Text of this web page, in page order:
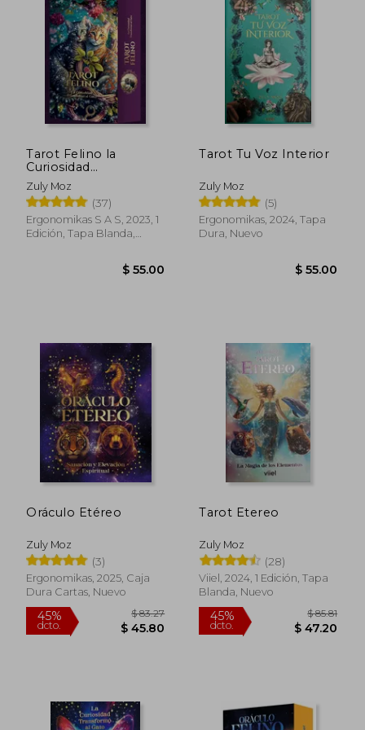
Tarot Felino la
Curiosidad
Transformo al Gato
(Caja)
Zuly Moz
(37)
Ergonomikas S A S, 2023, 1
Edición, Tapa Blanda,
$ 55.00
Tarot Tu Voz Interior
Zuly Moz
(5)
Ergonomikas, 2024, Tapa
Dura, Nuevo
Oráculo Etéreo
Zuly Moz
(3)
Ergonomikas, 2025, Caja
Dura Cartas, Nuevo
Tarot Etereo
Zuly Moz
(28)
Viiel, 2024, 1 Edición, Tapa
Blanda, Nuevo